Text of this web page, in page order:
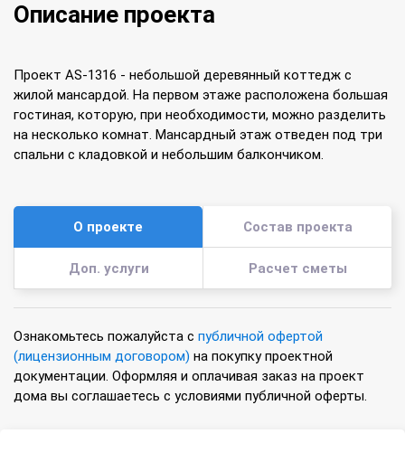
Описание проекта
Проект AS-1316 - небольшой деревянный коттедж с
жилой мансардой. На первом этаже расположена большая
гостиная, которую, при необходимости, можно разделить
на несколько комнат. Мансардный этаж отведен под три
спальни с кладовкой и небольшим балкончиком.
О проекте Состав проекта
Доп. услуги Расчет сметы
Ознакомьтесь пожалуйста с публичной офертой
(лицензионным договором) на покупку проектной
документации. Оформляя и оплачивая заказ на проект
дома вы соглашаетесь с условиями публичной оферты.